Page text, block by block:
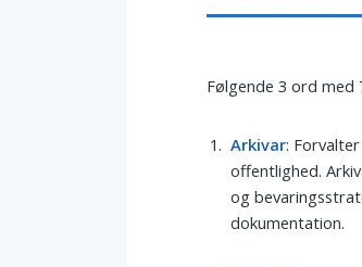
Følgende 3 ord
Arkivar:
offentlighed.
og
dokumentation.